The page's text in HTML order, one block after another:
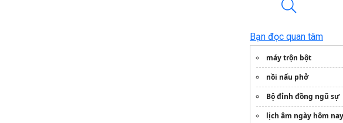
Bạn đọc quan tâm
máy trộn bột
nồi nấu phở
Bộ đỉnh đồng ngũ sự
lịch âm ngày hôm nay